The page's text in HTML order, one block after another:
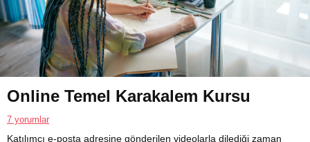
Online Temel Karakalem Kursu
7 yorumlar
Katılımcı e-posta adresine gönderilen videolarla dilediği zaman